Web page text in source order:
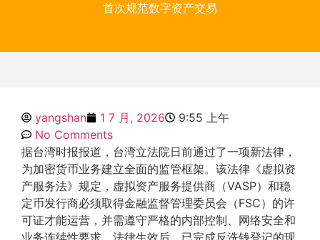
首次规范数字资产交易
yangshan 1 7 月, 2026
9:55 上午
No Comments
据台湾时报报道，台湾立法院日前通过了一项新法律，
为加密货币业务建立全面的监管框架。该法律《虚拟资
产服务法》规定，虚拟资产服务提供商（VASP）和稳
定币发行商必须取得金融监督管理委员会（FSC）的许
可证才能运营，并需遵守严格的内部控制、网络安全和